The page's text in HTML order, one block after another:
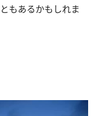
もあるかもしれま